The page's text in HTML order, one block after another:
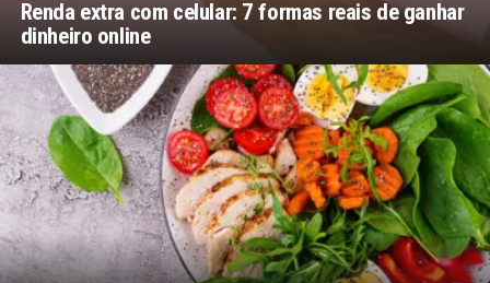
Renda extra com celular: 7 formas reais de ganhar
dinheiro online